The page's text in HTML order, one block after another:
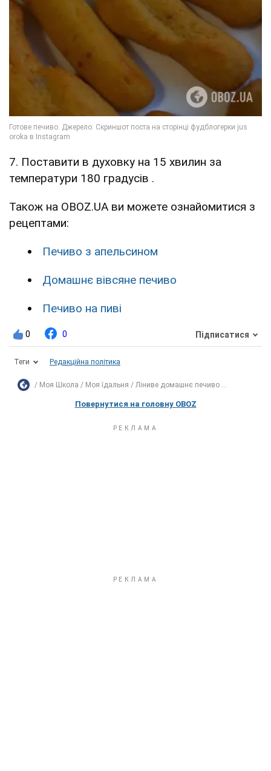
7. Поставити в духовку на 15 хвилин за
температури 180 градусів .
Також на OBOZ.UA ви можете ознайомитися з
рецептами:
Печиво з апельсином
Домашнє вівсяне печиво
Печиво на пиві
0 0 Підписатися
Теги Редакційна політика
Моя Школа Моя їдальня Ліниве домашнє печиво ...
Повернутися на головну OBOZ